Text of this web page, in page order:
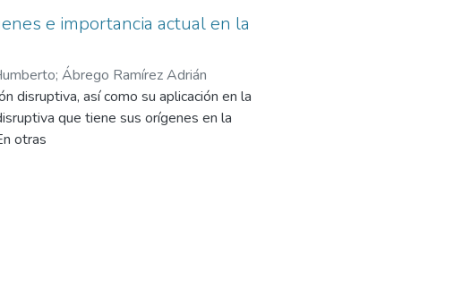
e importancia actual en la
; Ábrego Ramírez Adrián
disruptiva, así como su aplicación en la
que tiene sus orígenes en la
otras
Se presenta el impacto que esta